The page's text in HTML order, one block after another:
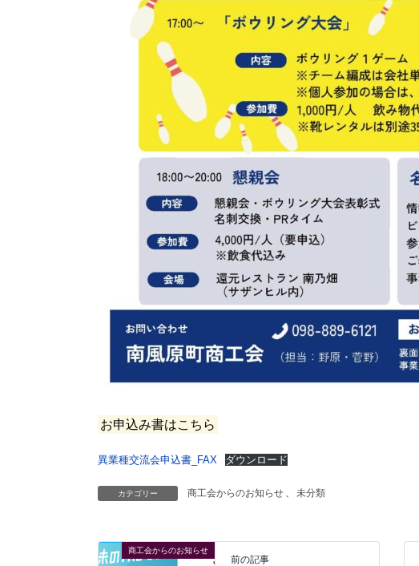
お申込み書はこちら
異業種交流会申込書_FAX ダウンロード
カテゴリー 商工会からのお知らせ 未分類
商工会からのお知らせ
前の記事